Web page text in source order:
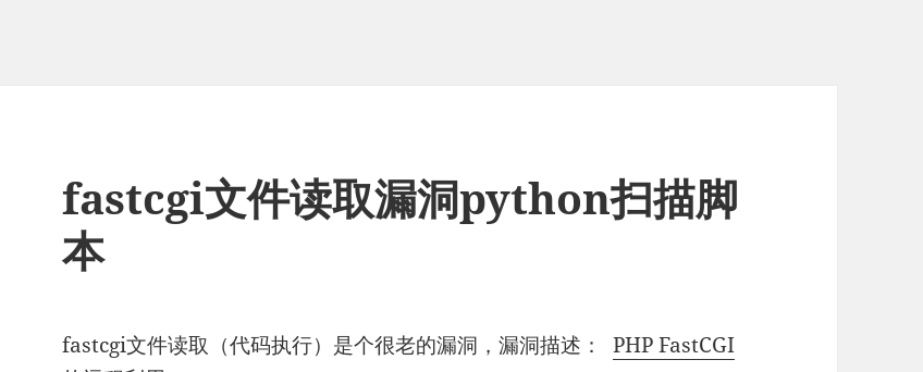
fastcgi文件读取漏洞python扫描脚
本
fastcgi文件读取（代码执行）是个很老的漏洞，漏洞描述：PHP FastCGI